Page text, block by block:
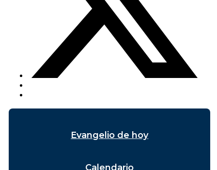
Evangelio de hoy
Calendario